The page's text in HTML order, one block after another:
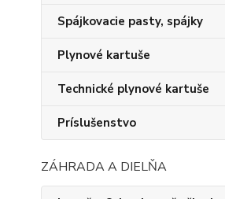
Spájkovacie pasty, spájky
Plynové kartuše
Technické plynové kartuše
Príslušenstvo
ZÁHRADA A DIELŇA